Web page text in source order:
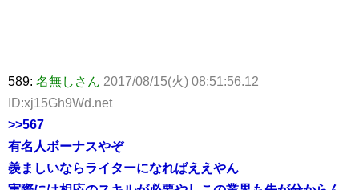
589: 名無しさん 2017/08/15(火) 08:51:56.12
ID:xj15Gh9Wd.net
>>567
有名人ボーナスやぞ
羨ましいならライターになればええやん